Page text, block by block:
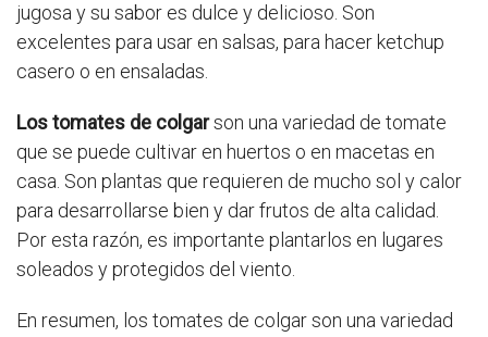
jugosa y su sabor es dulce y delicioso. Son
excelentes para usar en salsas, para hacer ketchup
casero o en ensaladas.
Los tomates de colgarson una variedad de tomate
que se puede cultivar en huertos o en macetas en
casa. Son plantas que requieren de mucho sol y calor
para desarrollarse bien y dar frutos de alta calidad.
Por esta razón, es importante plantarlos en lugares
soleados y protegidos del viento.
En resumen, los tomates de colgar son una variedad